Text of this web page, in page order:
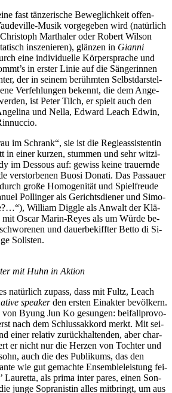
fast tän­ze­ri­sche Be­weg­lich­keit of­fen­
Mu­sik vor­ge­ge­ben wird (na­tür­lich
Mar­tha­ler oder Ro­bert Wil­son
in­sze­nie­ren), glän­zen in Gi­an­ni
eine in­di­vi­du­el­le Kör­per­spra­che und
in ers­ter Li­nie auf die Sän­ge­rin­nen
der in sei­nem be­rühm­ten Selbst­dar­stel­
Ver­feh­lun­gen be­kennt, die dem An­ge­
ist Pe­ter Tilch, er spielt auch den
und Nella, Ed­ward Leach Ed­win,
im Schrank“, sie ist die Re­gie­as­sis­ten­tin
in ei­ner kur­zen, stum­men und sehr wit­zi­
im Des­sous auf: ge­wiss kei­ne trau­ern­de
ver­stor­be­nen Buo­si Do­na­ti. Das Pas­sau­er
gro­ße Ho­mo­ge­ni­tät und Spiel­freu­de
Pol­lin­ger als Ge­richts­die­ner und Si­mo­
Wil­liam Diggle als An­walt der Klä­
Os­car Ma­rin-Reyes als um Wür­de be­
und dau­er­be­kiff­ter Bet­to di Si­
Solisten.
mit Huhn in Aktion
na­tür­lich zu­pass, dass mit Fultz, Leach
spea­k­erden ers­ten Ein­ak­ter be­völ­kern.
By­ung Jun Ko ge­sun­gen: bei­fall­pro­vo­
nach dem Schluss­ak­kord merkt. Mit sei­
ei­ner re­la­tiv zu­rück­hal­ten­den, aber char­
er nicht nur die Her­zen von Toch­ter und
auch die des Pu­bli­kums, das den
wie gut ge­mach­te En­sem­ble­leis­tung fei­
Lau­ret­ta, als pri­ma in­ter pa­res, ei­nen Son­
jun­ge So­pra­nis­tin al­les mit­bringt, um aus